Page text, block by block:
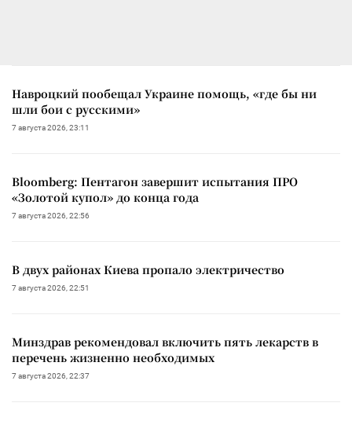
Навроцкий пообещал Украине помощь, «где бы ни
шли бои с русскими»
7 августа 2026, 23:11
Bloomberg: Пентагон завершит испытания ПРО
«Золотой купол» до конца года
7 августа 2026, 22:56
В двух районах Киева пропало электричество
7 августа 2026, 22:51
Минздрав рекомендовал включить пять лекарств в
перечень жизненно необходимых
7 августа 2026, 22:37